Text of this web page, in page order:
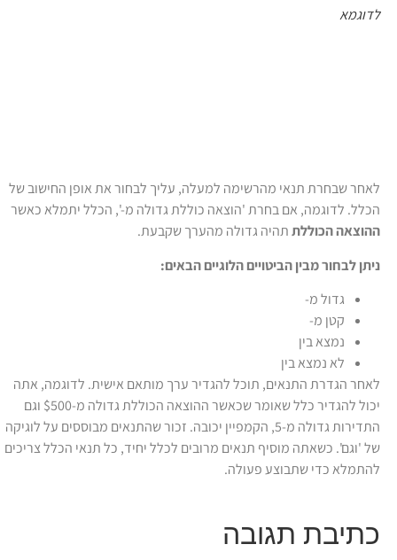
לדוגמא
לאחר שבחרת תנאי מהרשימה למעלה, עליך לבחור את אופן החישוב של
הכלל. לדוגמה, אם בחרת 'הוצאה כוללת גדולה מ-', הכלל יתמלא כאשר
ההוצאה הכוללתתהיה גדולה מהערך שקבעת.
ניתן לבחור מבין הביטויים הלוגיים הבאים:
גדול מ-
קטן מ-
נמצא בין
לא נמצא בין
לאחר הגדרת התנאים, תוכל להגדיר ערך מותאם אישית. לדוגמה, אתה
יכול להגדיר כלל שאומר שכאשר ההוצאה הכוללת גדולה מ-$500 וגם
התדירות גדולה מ-5, הקמפיין יכובה. זכור שהתנאים מבוססים על לוגיקה
של 'וגם'. כשאתה מוסיף תנאים מרובים לכלל יחיד, כל תנאי הכלל צריכים
להתמלא כדי שתבוצע פעולה.
כתיבת תגובה